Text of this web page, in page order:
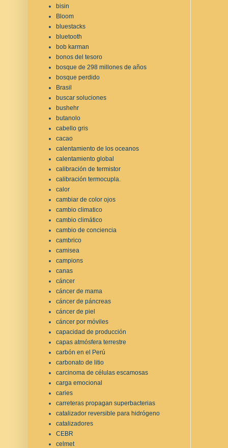
bisin
Bloom
bluestacks
bluetooth
bob karman
bonos del tesoro
bosque de 298 millones de años
bosque perdido
Brasil
buscar soluciones
bushehr
butanolo
cabello gris
cacao
calentamiento de los oceanos
calentamiento global
calibración de termistor
calibración termocupla.
calor
cambiar de color ojos
cambio climatico
cambio climático
cambio de conciencia
cambrico
camisea
campions
canas
cáncer
cáncer de mama
cáncer de páncreas
cáncer de piel
cáncer por móviles
capacidad de producción
capas atmósfera terrestre
carbón en el Perú
carbonato de litio
carcinoma de células escamosas
carga emocional
caries
carreteras propagan superbacterias
catalizador reversible para hidrógeno
catalizadores
CEBR
celmet